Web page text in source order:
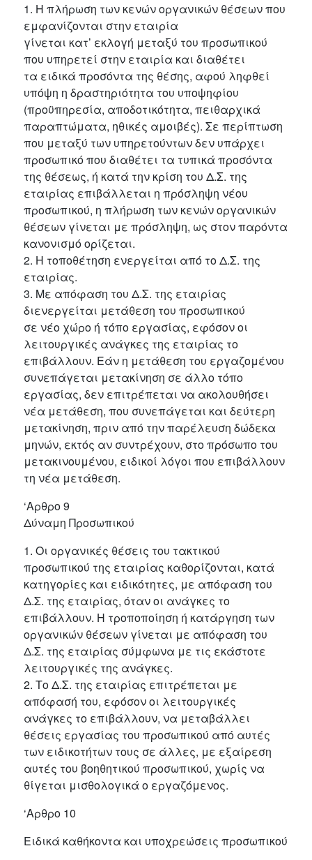
1. Η πλήρωση των κενών οργανικών θέσεων που
εμφανίζονται στην εταιρία
γίνεται κατ’ εκλογή μεταξύ του προσωπικού
που υπηρετεί στην εταιρία και διαθέτει
τα ειδικά προσόντα της θέσης, αφού ληφθεί
υπόψη η δραστηριότητα του υποψηφίου
(προϋπηρεσία, αποδοτικότητα, πειθαρχικά
παραπτώματα, ηθικές αμοιβές). Σε περίπτωση
που μεταξύ των υπηρετούντων δεν υπάρχει
προσωπικό που διαθέτει τα τυπικά προσόντα
της θέσεως, ή κατά την κρίση του Δ.Σ. της
εταιρίας επιβάλλεται η πρόσληψη νέου
προσωπικού, η πλήρωση των κενών οργανικών
θέσεων γίνεται με πρόσληψη, ως στον παρόντα
κανονισμό ορίζεται.
2. Η τοποθέτηση ενεργείται από το Δ.Σ. της
εταιρίας.
3. Με απόφαση του Δ.Σ. της εταιρίας
διενεργείται μετάθεση του προσωπικού
σε νέο χώρο ή τόπο εργασίας, εφόσον οι
λειτουργικές ανάγκες της εταιρίας το
επιβάλλουν. Εάν η μετάθεση του εργαζομένου
συνεπάγεται μετακίνηση σε άλλο τόπο
εργασίας, δεν επιτρέπεται να ακολουθήσει
νέα μετάθεση, που συνεπάγεται και δεύτερη
μετακίνηση, πριν από την παρέλευση δώδεκα
μηνών, εκτός αν συντρέχουν, στο πρόσωπο του
μετακινουμένου, ειδικοί λόγοι που επιβάλλουν
τη νέα μετάθεση.
‘Αρθρο 9
Δύναμη Προσωπικού
1. Οι οργανικές θέσεις του τακτικού
προσωπικού της εταιρίας καθορίζονται, κατά
κατηγορίες και ειδικότητες, με απόφαση του
Δ.Σ. της εταιρίας, όταν οι ανάγκες το
επιβάλλουν. Η τροποποίηση ή κατάργηση των
οργανικών θέσεων γίνεται με απόφαση του
Δ.Σ. της εταιρίας σύμφωνα με τις εκάστοτε
λειτουργικές της ανάγκες.
2. Το Δ.Σ. της εταιρίας επιτρέπεται με
απόφασή του, εφόσον οι λειτουργικές
ανάγκες το επιβάλλουν, να μεταβάλλει
θέσεις εργασίας του προσωπικού από αυτές
των ειδικοτήτων τους σε άλλες, με εξαίρεση
αυτές του βοηθητικού προσωπικού, χωρίς να
θίγεται μισθολογικά ο εργαζόμενος.
‘Αρθρο 10
Ειδικά καθήκοντα και υποχρεώσεις προσωπικού